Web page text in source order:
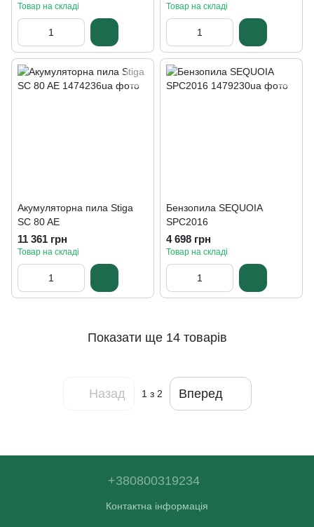
Товар на складі Товар на складі
Акумуляторна пила Stiga
SC 80 AE
11 361 грн
Товар на складі
Бензопила SEQUOIA
SPC2016
4 698 грн
Товар на складі
Показати ще 14 товарів
Назад 1 з 2 Вперед
+380800319234
Контактна інформація